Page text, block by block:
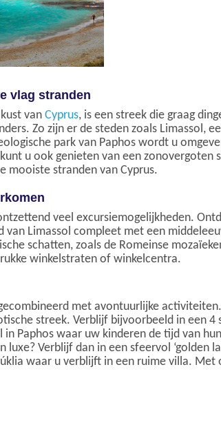
vlag stranden
van Cyprus, is een streek die graag
Zo zijn er de steden zoals
park van Paphos wordt u
u ook genieten van een
mooiste stranden van Cyprus.
veel excursiemogelijkheden.
van Limassol compleet met een
schatten, zoals de Romeinse
winkelstraten of winkelcentra.
met avontuurlijke
streek. Verblijf bijvoorbeeld in een
in Paphos waar uw kinderen de tijd van
luxe? Verblijf dan in een sfeervol
waar u verblijft in een ruime villa.